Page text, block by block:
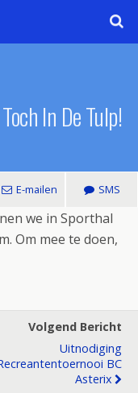
In De Tulp!
E-mailen SMS
we in Sporthal
Om mee te doen,
Volgend Bericht
Uitnodiging
BC
Asterix